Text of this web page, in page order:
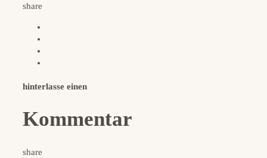
share
hinterlasse einen
Kommentar
share